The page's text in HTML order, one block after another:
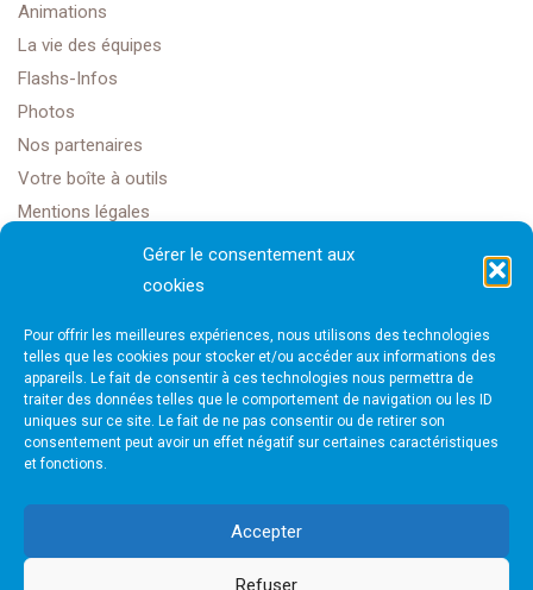
Gérer le consentement aux
cookies
Pour offrir les meilleures expériences, nous utilisons des technologies
telles que les cookies pour stocker et/ou accéder aux informations des
appareils. Le fait de consentir à ces technologies nous permettra de
traiter des données telles que le comportement de navigation ou les ID
uniques sur ce site. Le fait de ne pas consentir ou de retirer son
consentement peut avoir un effet négatif sur certaines caractéristiques
et fonctions.
Accepter
Refuser
Animations
La vie des équipes
Flashs-Infos
Photos
Nos partenaires
Votre boîte à outils
Mentions légales
Golf Club Rochefort Océan
1608 Rte Impériale,
17450 Saint-Laurent-de-la-Prée
golfrochefortais@gmail.com